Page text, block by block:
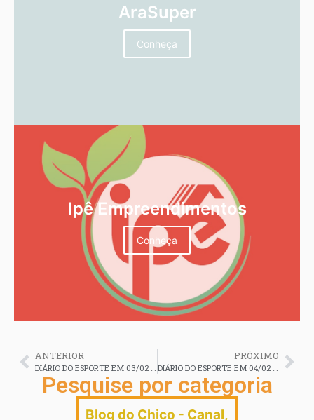
AraSuper
Conheça
Ipê Empreendimentos
Conheça
ANTERIOR
DIÁRIO DO ESPORTE EM 03/02 2026
PRÓXIMO
DIÁRIO DO ESPORTE EM 04/02 2026
Pesquise por categoria
Blog do Chico - Canal,